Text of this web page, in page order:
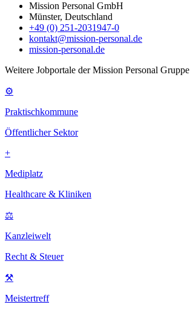
Mission Personal GmbH
Münster, Deutschland
+49 (0) 251-2031947-0
kontakt@mission-personal.de
mission-personal.de
Weitere Jobportale der Mission Personal Gruppe
⚙
Praktischkommune
Öffentlicher Sektor
+
Mediplatz
Healthcare & Kliniken
⚖
Kanzleiwelt
Recht & Steuer
⚒
Meistertreff